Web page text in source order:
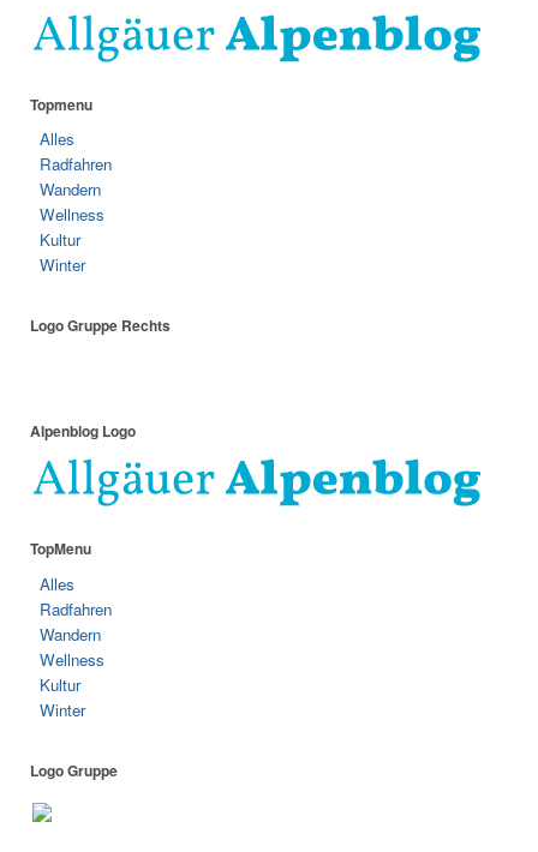
Topmenu
Alles
Radfahren
Wandern
Wellness
Kultur
Winter
Logo Gruppe Rechts
Alpenblog Logo
TopMenu
Alles
Radfahren
Wandern
Wellness
Kultur
Winter
Logo Gruppe